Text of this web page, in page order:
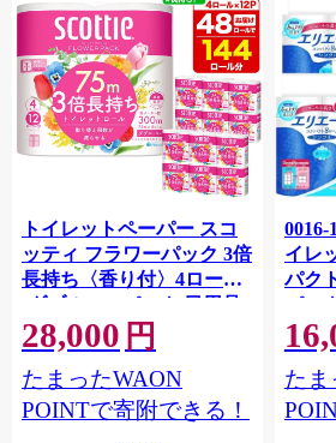
トイレットペーパー スコ
ッティ フラワーパック 3倍
長持ち〈香り付〉4ロール
(ダブル)×12パック 日用品
最短翌日発送 [スコッティ
フラワーパック トイレッ
トペーパー 日本製紙クレ
シア] 秋田県秋田市
28,000 円
たまったWAON
POINTで寄附できる！
0016-
イレ
パク
パッ
シン
つき
たま